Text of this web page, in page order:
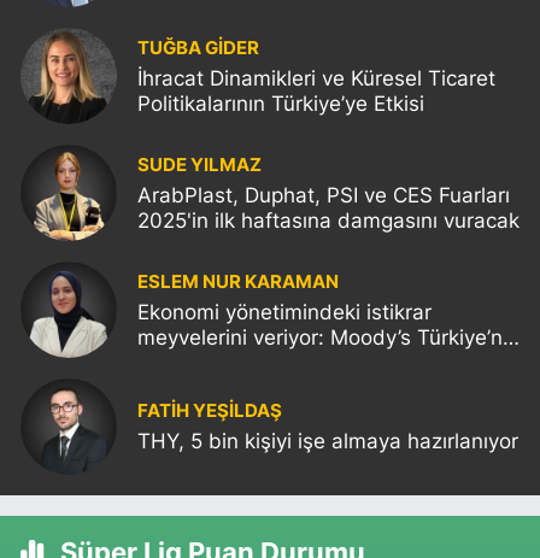
TUĞBA GİDER
İhracat Dinamikleri ve Küresel Ticaret
Politikalarının Türkiye’ye Etkisi
SUDE YILMAZ
ArabPlast, Duphat, PSI ve CES Fuarları
2025'in ilk haftasına damgasını vuracak
ESLEM NUR KARAMAN
Ekonomi yönetimindeki istikrar
meyvelerini veriyor: Moody’s Türkiye’nin
FATIH YEŞİLDAŞ
THY, 5 bin kişiyi işe almaya hazırlanıyor
Süper Lig Puan Durumu